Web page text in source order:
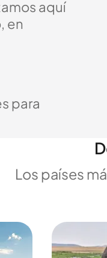
aquí
en
para
Los países